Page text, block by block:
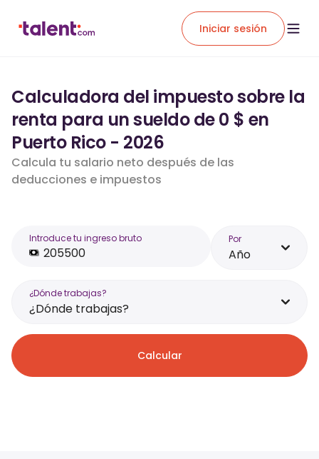
Iniciar sesión
Calculadora del impuesto sobre la
renta para un sueldo de 0 $ en
Puerto Rico - 2026
Calcula tu salario neto después de las
deducciones e impuestos
Introduce tu ingreso bruto Por
Año
¿Dónde trabajas?
¿Dónde trabajas?
Calcular